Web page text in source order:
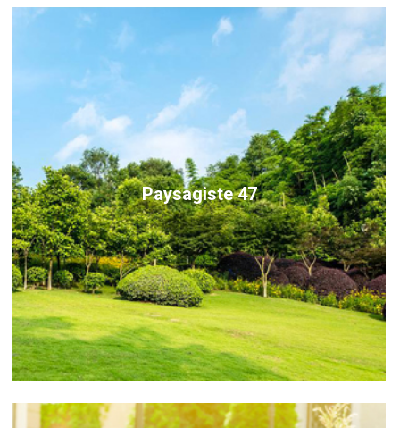
Paysagiste 47